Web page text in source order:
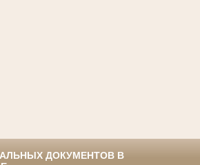
ДОКУМЕНТОВ В